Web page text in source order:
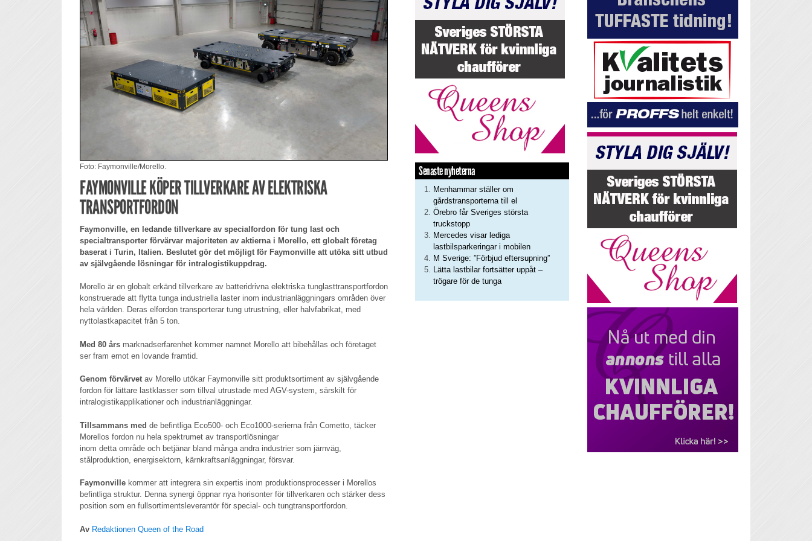
Foto: Faymonville/Morello.
FAYMONVILLE KÖPER TILLVERKARE AV ELEKTRISKA
TRANSPORTFORDON
Faymonville, en ledande tillverkare av specialfordon för tung last och
specialtransporter förvärvar majoriteten av aktierna i Morello, ett globalt företag
baserat i Turin, Italien. Beslutet gör det möjligt för Faymonville att utöka sitt utbud
av självgående lösningar för intralogistikuppdrag.
Morello är en globalt erkänd tillverkare av batteridrivna elektriska tunglasttransportfordon
konstruerade att flytta tunga industriella laster inom industrianläggningars områden över
hela världen. Deras elfordon transporterar tung utrustning, eller halvfabrikat, med
nyttolastkapacitet från 5 ton.
Med 80 års marknadserfarenhet kommer namnet Morello att bibehållas och företaget
ser fram emot en lovande framtid.
Genom förvärvetav Morello utökar Faymonville sitt produktsortiment av självgående
fordon för lättare lastklasser som tillval utrustade med AGV-system, särskilt för
intralogistikapplikationer och industrianläggningar.
Tillsammans med de befintliga Eco500- och Eco1000-serierna från Cometto, täcker
Morellos fordon nu hela spektrumet av transportlösningar
inom detta område och betjänar bland många andra industrier som järnväg,
stålproduktion, energisektorn, kärnkraftsanläggningar, försvar.
Faymonville kommer att integrera sin expertis inom produktionsprocesser i Morellos
befintliga struktur. Denna synergi öppnar nya horisonter för tillverkaren och stärker dess
position som en fullsortimentsleverantör för special- och tungtransportfordon.
Av Redaktionen Queen of the Road
Senaste nyheterna
Menhammar ställer om
gårdstransporterna till el
Örebro får Sveriges största
truckstopp
Mercedes visar lediga
lastbilsparkeringar i mobilen
M Sverige: ”Förbjud eftersupning”
Lätta lastbilar fortsätter uppåt –
trögare för de tunga